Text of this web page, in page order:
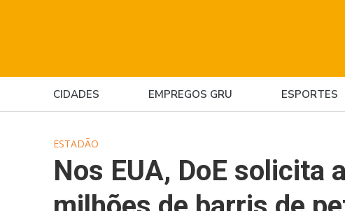
CIDADES EMPREGOS GRU ESPORTES
ESTADÃO
Nos EUA, DoE solicita